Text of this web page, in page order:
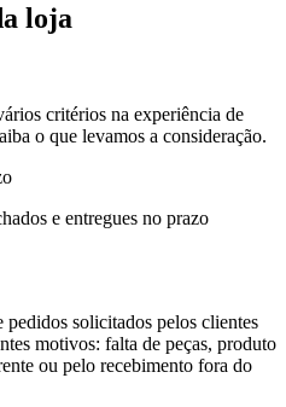
loja
critérios na experiência de
o que levamos a consideração.
e entregues no prazo
pedidos solicitados pelos clientes
motivos: falta de peças, produto
ou pelo recebimento fora do